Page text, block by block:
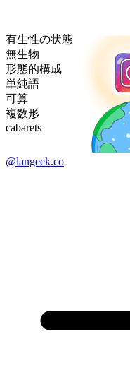
有生性の状態
無生物
形態的構成
単純語
可算
複数形
cabarets
@langeek.co